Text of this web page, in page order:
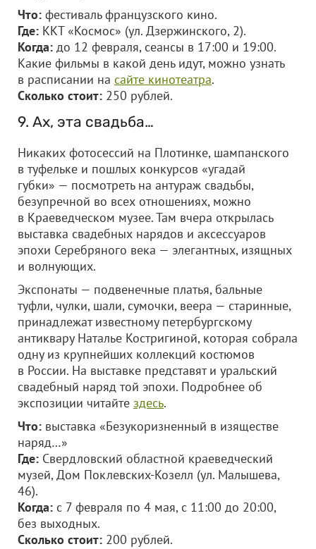
Что: фестиваль французского кино.
Где: ККТ «Космос» (ул. Дзержинского, 2).
Когда: до 12 февраля, сеансы в 17:00 и 19:00.
Какие фильмы в какой день идут, можно узнать
в расписании на сайте кинотеатра.
Сколько стоит: 250 рублей.
9. Ах, эта свадьба…
Никаких фотосессий на Плотинке, шампанского
в туфельке и пошлых конкурсов «угадай
губки» — посмотреть на антураж свадьбы,
безупречной во всех отношениях, можно
в Краеведческом музее. Там вчера открылась
выставка свадебных нарядов и аксессуаров
эпохи Серебряного века — элегантных, изящных
и волнующих.
Экспонаты — подвенечные платья, бальные
туфли, чулки, шали, сумочки, веера — старинные,
принадлежат известному петербургскому
антиквару Наталье Костригиной, которая собрала
одну из крупнейших коллекций костюмов
в России. На выставке представят и уральский
свадебный наряд той эпохи. Подробнее об
экспозиции читайте здесь.
Что: выставка «Безукоризненный в изяществе
наряд…»
Где: Свердловский областной краеведческий
музей, Дом Поклевских-Козелл (ул. Малышева,
46).
Когда: с 7 февраля по 4 мая, с 11:00 до 20:00,
без выходных.
Сколько стоит: 200 рублей.